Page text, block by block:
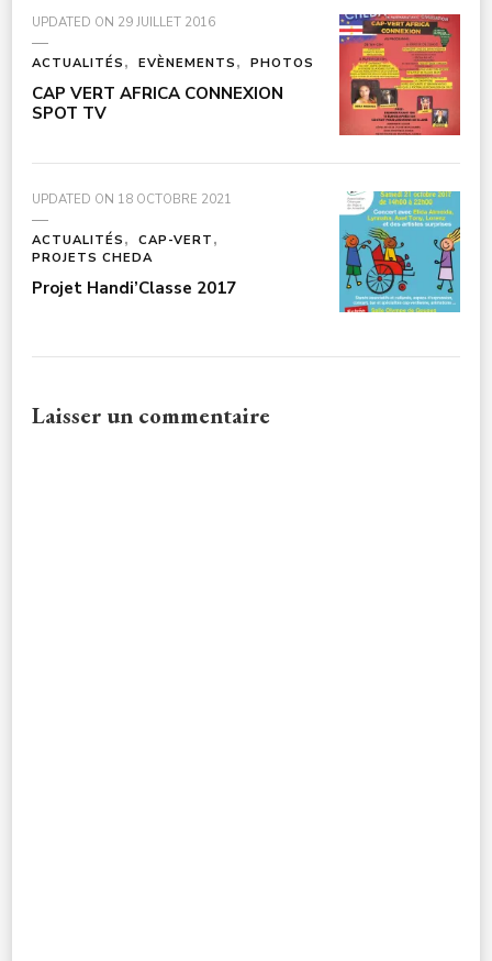
UPDATED ON 29 JUILLET 2016
ACTUALITÉS EVÈNEMENTS PHOTOS
CAP VERT AFRICA CONNEXION
SPOT TV
UPDATED ON 18 OCTOBRE 2021
ACTUALITÉS
CAP-VERT
PROJETS CHEDA
Projet Handi’Classe 2017
Laisser un commentaire